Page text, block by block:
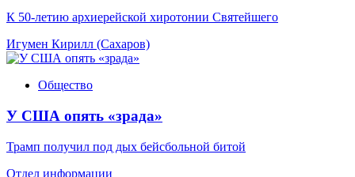
К 50-летию архиерейской хиротонии Святейшего
Игумен Кирилл (Сахаров)
Общество
У США опять «зрада»
Трамп получил под дых бейсбольной битой
Отдел информации